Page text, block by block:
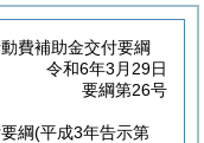
費補助金交付要綱
令和6年3月29日
要綱第26号
綱(平成3年告示第